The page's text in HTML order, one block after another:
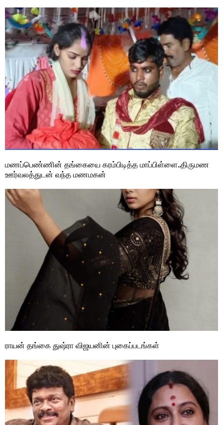
மணப்பெண்ணின் தங்கையை கரம்பிடித்த மாப்பிள்ளை..திருமண
ஊர்வலத்துடன் வந்த மணமகன்
ராயன் தங்கை துஷ்ரா விஜயனின் புகைப்படங்கள்